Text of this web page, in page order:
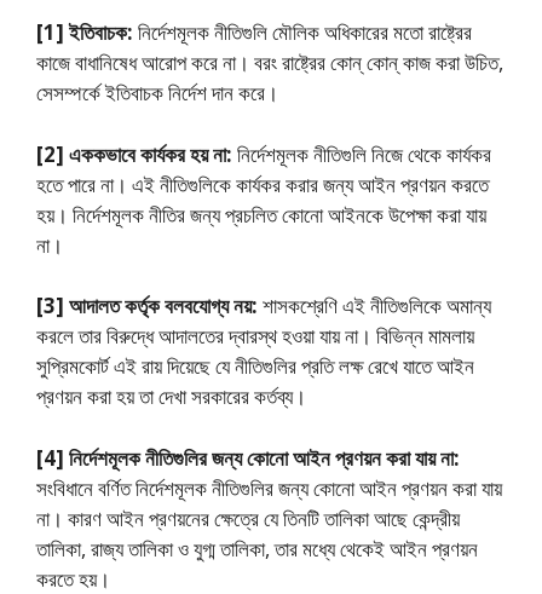
[1] ইতিবাচক: নির্দেশমূলক নীতিগুলি মৌলিক অধিকারের মতাে রাষ্ট্রের
কাজে বাধানিষেধ আরােপ করে না। বরং রাষ্ট্রের কোন্ কোন্ কাজ করা উচিত,
সেসম্পর্কে ইতিবাচক নির্দেশ দান করে।
[2] এককভাবে কার্যকর হয় না: নির্দেশমূলক নীতিগুলি নিজে থেকে কার্যকর
হতে পারে না। এই নীতিগুলিকে কার্যকর করার জন্য আইন প্রণয়ন করতে
হয়। নির্দেশমূলক নীতির জন্য প্রচলিত কোনাে আইনকে উপেক্ষা করা যায়
না।
[3] আদালত কর্তৃক বলবযােগ্য নয়: শাসকশ্রেণি এই নীতিগুলিকে অমান্য
করলে তার বিরুদ্ধে আদালতের দ্বারস্থ হওয়া যায় না। বিভিন্ন মামলায়
সুপ্রিমকোর্ট এই রায় দিয়েছে যে নীতিগুলির প্রতি লক্ষ রেখে যাতে আইন
প্রণয়ন করা হয় তা দেখা সরকারের কর্তব্য।
[4] নির্দেশমূলক নীতিগুলির জন্য কোনাে আইন প্রণয়ন করা যায় না:
সংবিধানে বর্ণিত নির্দেশমূলক নীতিগুলির জন্য কোনাে আইন প্রণয়ন করা যায়
না। কারণ আইন প্রণয়নের ক্ষেত্রে যে তিনটি তালিকা আছে কেন্দ্রীয়
তালিকা, রাজ্য তালিকা ও যুগ্ম তালিকা, তার মধ্যে থেকেই আইন প্রণয়ন
করতে হয়।